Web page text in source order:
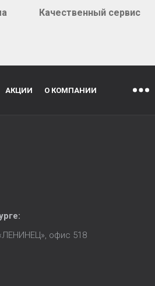
Качественный сервис
АКЦИИ О КОМПАНИИ
:
офис 518